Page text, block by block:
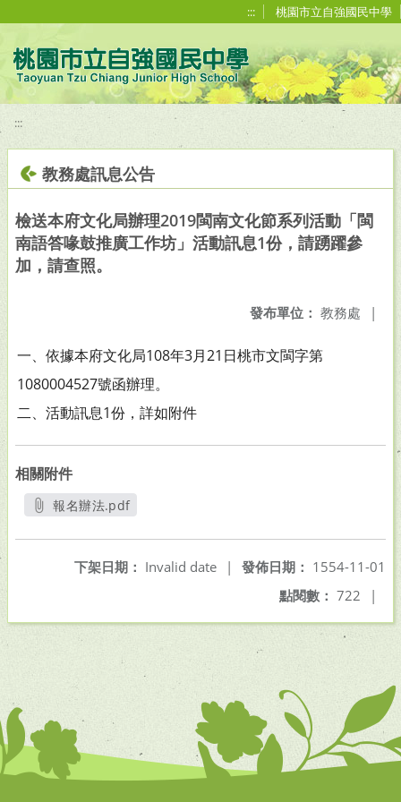
::: 桃園市立自強國民中學
:::
教務處訊息公告
檢送本府文化局辦理2019閩南文化節系列活動「閩
南語答喙鼓推廣工作坊」活動訊息1份，請踴躍參
加，請查照。
發布單位： 教務處 |
一、依據本府文化局108年3月21日桃市文閩字第
1080004527號函辦理。
二、 活動訊息1份，詳如附件
相關附件
報名辦法.pdf
發佈日期： 1554-11-01
下架日期： Invalid date
|
點閱數： 722 |